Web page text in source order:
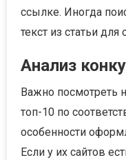
ссылке. Иногда
текст из статьи для
Анализ
Важно посмотреть
топ-10 по
особенности
Если у их сайтов